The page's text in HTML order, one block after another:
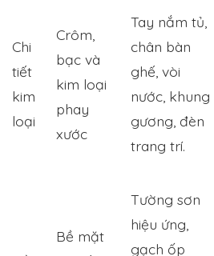
Chi
tiết
kim
loại
Crôm,
bạc và
kim loại
phay
xước
Tay nắm tủ,
chân bàn
ghế, vòi
nước, khung
gương, đèn
trang trí.
Bề mặt
Tường sơn
hiệu ứng,
gạch ốp